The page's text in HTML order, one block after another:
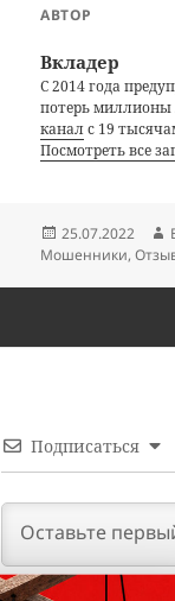
АВТОР
Вкладер
С 2014 года
потерь
каналс 19
Посмотреть все
Опубликовано
25.07.2022
Мошенники,
Подписаться